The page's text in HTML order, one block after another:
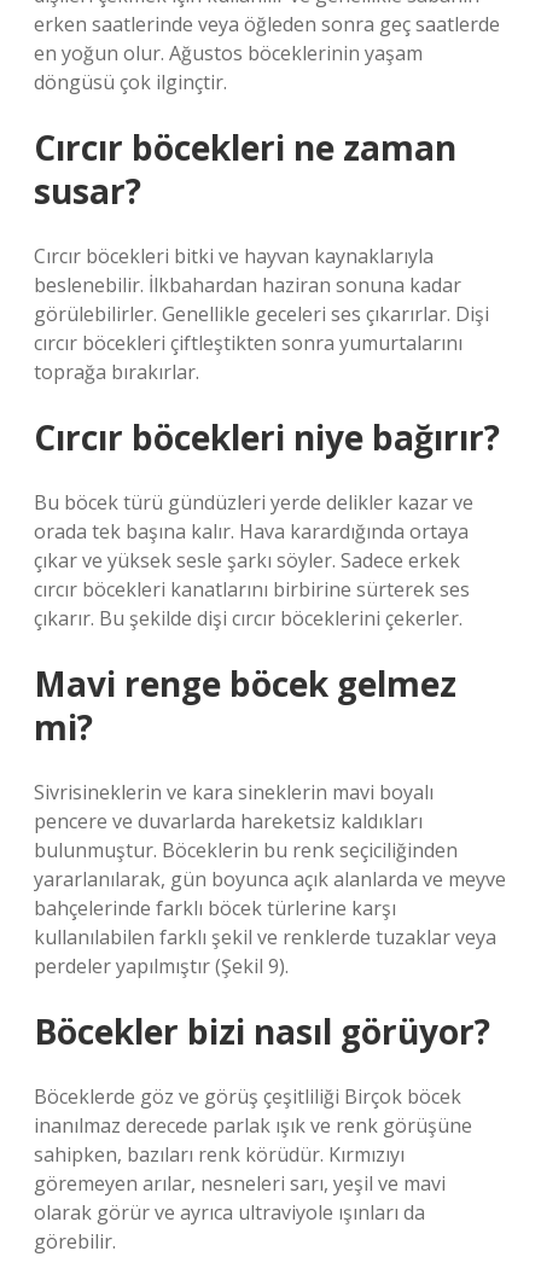
erken saatlerinde veya öğleden sonra geç saatlerde
en yoğun olur. Ağustos böceklerinin yaşam
döngüsü çok ilginçtir.
Cırcır böcekleri ne zaman
susar?
Cırcır böcekleri bitki ve hayvan kaynaklarıyla
beslenebilir. İlkbahardan haziran sonuna kadar
görülebilirler. Genellikle geceleri ses çıkarırlar. Dişi
cırcır böcekleri çiftleştikten sonra yumurtalarını
toprağa bırakırlar.
Cırcır böcekleri niye bağırır?
Bu böcek türü gündüzleri yerde delikler kazar ve
orada tek başına kalır. Hava karardığında ortaya
çıkar ve yüksek sesle şarkı söyler. Sadece erkek
cırcır böcekleri kanatlarını birbirine sürterek ses
çıkarır. Bu şekilde dişi cırcır böceklerini çekerler.
Mavi renge böcek gelmez
mi?
Sivrisineklerin ve kara sineklerin mavi boyalı
pencere ve duvarlarda hareketsiz kaldıkları
bulunmuştur. Böceklerin bu renk seçiciliğinden
yararlanılarak, gün boyunca açık alanlarda ve meyve
bahçelerinde farklı böcek türlerine karşı
kullanılabilen farklı şekil ve renklerde tuzaklar veya
perdeler yapılmıştır (Şekil 9).
Böcekler bizi nasıl görüyor?
Böceklerde göz ve görüş çeşitliliği Birçok böcek
inanılmaz derecede parlak ışık ve renk görüşüne
sahipken, bazıları renk körüdür. Kırmızıyı
göremeyen arılar, nesneleri sarı, yeşil ve mavi
olarak görür ve ayrıca ultraviyole ışınları da
görebilir.